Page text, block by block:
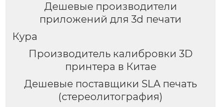
Дешевые производители
приложений для 3d печати
Кура
Производитель калибровки 3D
принтера в Китае
Дешевые поставщики SLA печать
(стереолитография)